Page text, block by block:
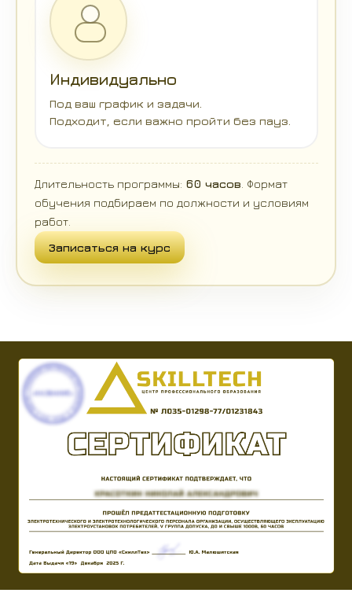
Индивидуально
Под ваш график и задачи.
Подходит, если важно пройти без пауз.
Длительность программы: 60 часов . Формат
обучения подбираем по должности и условиям
работ.
Записаться на курс